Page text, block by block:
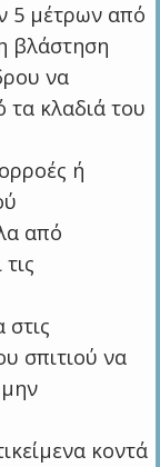
5 μέτρων από
βλάστηση
να
τα κλαδιά του
ή
από
σπιτιού να
κοντά